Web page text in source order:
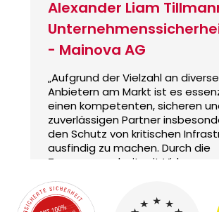
Alexander Liam
- Mainova AG
„Aufgrund der Vielzahl an
Anbietern am Markt ist es
einen kompetenten, sicheren
zuverlässigen Partner
den Schutz von kritischen
ausfindig zu machen. Durch die
Zusammenarbeit mit
und erfüllt unsere
allen Blickwinkeln.“